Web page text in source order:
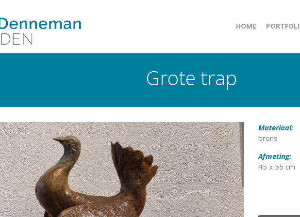
HOME
Grote trap
Materiaal:
brons
Afmeting:
45 x 55 cm